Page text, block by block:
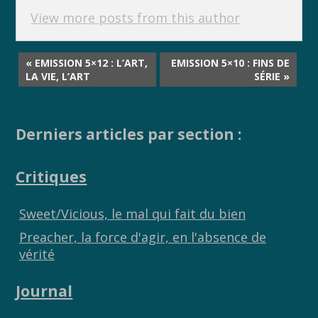
View more posts from this author
« EMISSION 5×12 : L’ART,
LA VIE, L’ART
EMISSION 5×10 : FINS DE
SÉRIE »
Derniers articles par section :
Critiques
Sweet/Vicious, le mal qui fait du bien
Preacher, la force d'agir, en l'absence de
vérité
Journal